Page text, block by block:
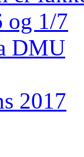
og 1/7
DMU
2017